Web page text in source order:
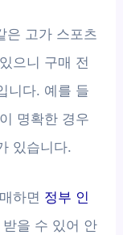
은 고가 스포츠
으니 구매 전
니다. 예를 들
명확한 경우
있습니다.
하면 정부 인
받을 수 있어 안